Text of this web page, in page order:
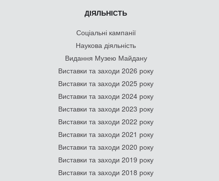
ДІЯЛЬНІСТЬ
Соціальні кампанії
Наукова діяльність
Видання Музею Майдану
Виставки та заходи 2026 року
Виставки та заходи 2025 року
Виставки та заходи 2024 року
Виставки та заходи 2023 року
Виставки та заходи 2022 року
Виставки та заходи 2021 року
Виставки та заходи 2020 року
Виставки та заходи 2019 року
Виставки та заходи 2018 року